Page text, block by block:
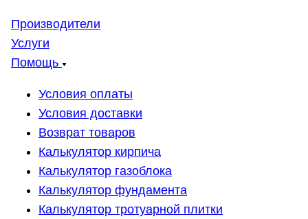
Производители
Услуги
Помощь
Условия оплаты
Условия доставки
Возврат товаров
Калькулятор кирпича
Калькулятор газоблока
Калькулятор фундамента
Калькулятор тротуарной плитки